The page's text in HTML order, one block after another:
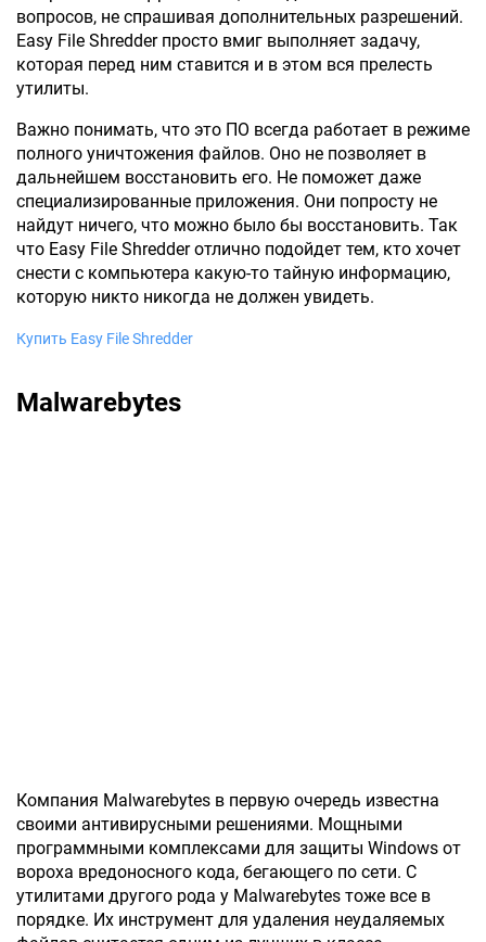
вопросов, не спрашивая дополнительных разрешений.
Easy File Shredder просто вмиг выполняет задачу,
которая перед ним ставится и в этом вся прелесть
утилиты.
Важно понимать, что это ПО всегда работает в режиме
полного уничтожения файлов. Оно не позволяет в
дальнейшем восстановить его. Не поможет даже
специализированные приложения. Они попросту не
найдут ничего, что можно было бы восстановить. Так
что Easy File Shredder отлично подойдет тем, кто хочет
снести с компьютера какую-то тайную информацию,
которую никто никогда не должен увидеть.
Купить Easy File Shredder
Malwarebytes
Компания Malwarebytes в первую очередь известна
своими антивирусными решениями. Мощными
программными комплексами для защиты Windows от
вороха вредоносного кода, бегающего по сети. С
утилитами другого рода у Malwarebytes тоже все в
порядке. Их инструмент для удаления неудаляемых